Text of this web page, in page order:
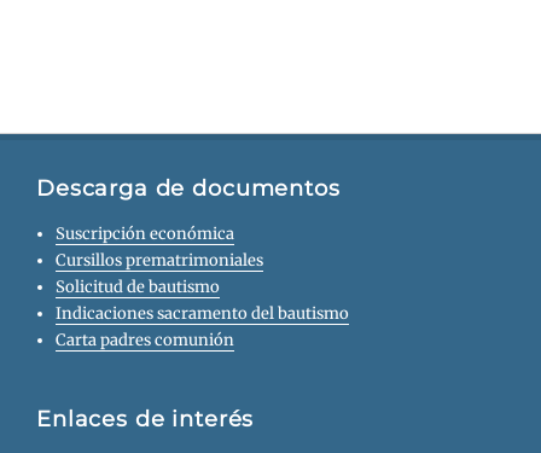
Descarga de documentos
Suscripción económica
Cursillos prematrimoniales
Solicitud de bautismo
Indicaciones sacramento del bautismo
Carta padres comunión
Enlaces de interés